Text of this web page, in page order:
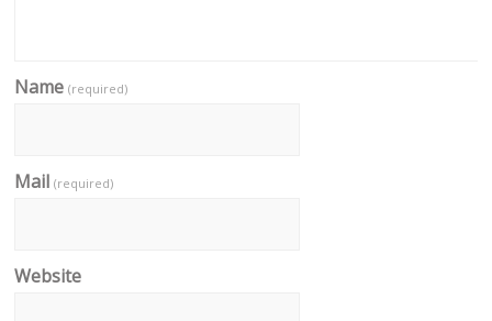
Name(required)
Mail(required)
Website